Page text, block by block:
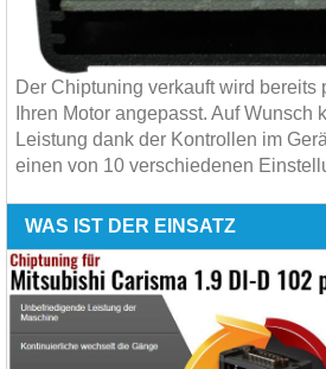
Der Chiptuning verkauft wird bereits
Ihren Motor angepasst. Auf Wunsch
Leistung dank der Kontrollen im
einen von 10 verschiedenen
WAS IST DER EINSATZ